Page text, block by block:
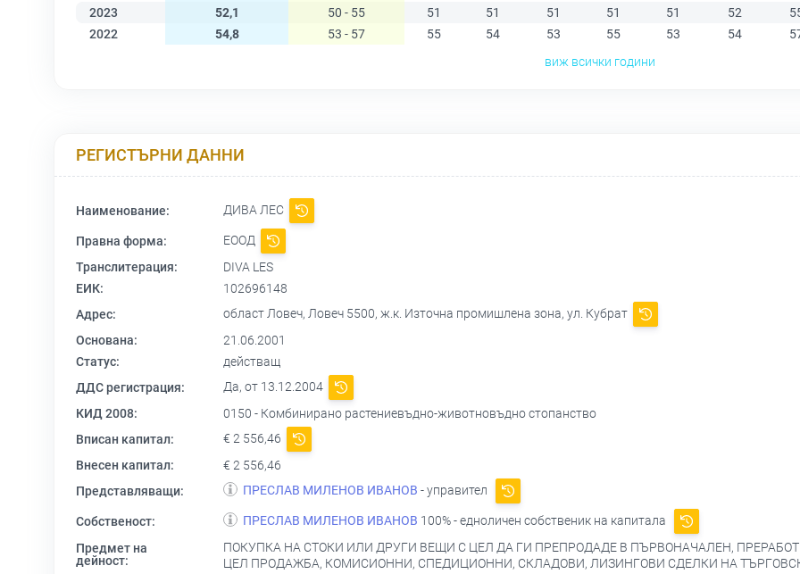
2023
52,1 50 - 55 51 51 51 51 51 52
2022
54,8 53 - 57 55 54 53 55 53 54
виж всички години
РЕГИСТЪРНИ ДАННИ
Наименование: ДИВА ЛЕС
Правна форма:
ЕООД
Транслитерация:
DIVA LES
ЕИК:
102696148
Адрес:
област Ловеч, Ловеч 5500, ж.к. Източна промишлена зона, ул. Кубрат
Основана:
21.06.2001
Статус:
действащ
ДДС регистрация:
Да, от 13.12.2004
КИД 2008:
0150 - Комбинирано растениевъдно-животновъдно стопанство
Вписан капитал:
€ 2 556,46
Внесен капитал:
€ 2 556,46
Представляващи:
ПРЕСЛАВ МИЛЕНОВ ИВАНОВ - управител
Собственост: ПРЕСЛАВ МИЛЕНОВ ИВАНОВ 100% - едноличен собственик на капитала
Предмет на
дейност:
ПОКУПКА НА СТОКИ ИЛИ ДРУГИ ВЕЩИ С ЦЕЛ ДА ГИ ПРЕПРОДАДЕ В ПЪРВОНАЧАЛЕН,
ЦЕЛ ПРОДАЖБА, КОМИСИОННИ, СПЕДИЦИОННИ, СКЛАДОВИ, ЛИЗИНГОВИ СДЕЛКИ НА